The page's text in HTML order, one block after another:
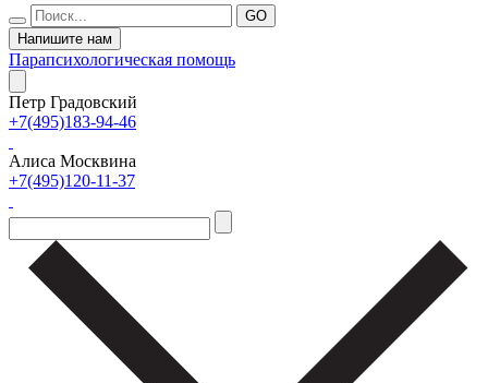
Напишите нам
Парапсихологическая помощь
Петр Градовский
+7(495)183-94-46
Алиса Москвина
+7(495)120-11-37